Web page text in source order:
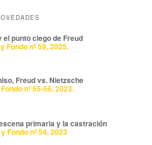
el punto ciego de Freud
Fondo nº 59, 2025.
Freud vs. Nietzsche
nº 55-56, 2023.
primaria y la castración
Fondo nº 54, 2023